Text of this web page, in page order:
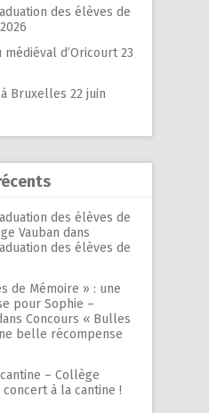
des élèves de
médiéval d’Oricourt 23
Bruxelles 22 juin
des élèves de
Vauban dans
des élèves de
de Mémoire » : une
pour Sophie –
Concours « Bulles
belle récompense
– Collège
concert à la cantine !